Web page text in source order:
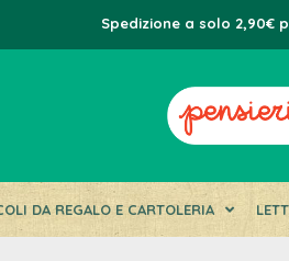
Spedizione a solo 2,90€
DA REGALO E CARTOLERIA